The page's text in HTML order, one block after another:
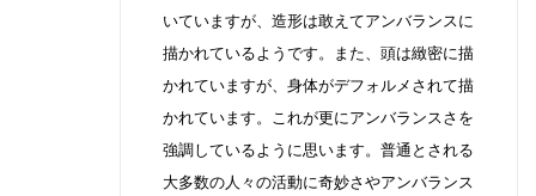
いていますが、造形は敢えてアンバランスに
描かれているようです。また、頭は緻密に描
かれていますが、身体がデフォルメされて描
かれています。これが更にアンバランスさを
強調しているように思います。普通とされる
大多数の人々の活動に奇妙さやアンバランス